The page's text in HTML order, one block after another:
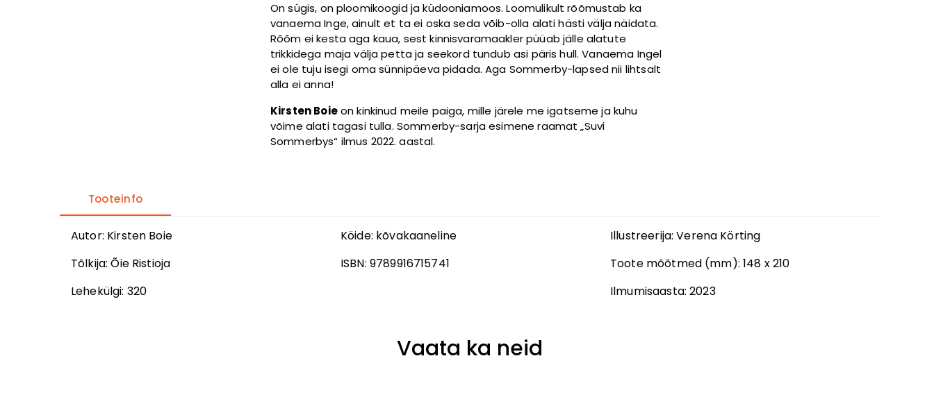
On sügis, on ploomikoogid ja küdooniamoos. Loomulikult rõõmustab ka
vanaema Inge, ainult et ta ei oska seda võib-olla alati hästi välja näidata.
Rõõm ei kesta aga kaua, sest kinnisvaramaakler püüab jälle alatute
trikkidega maja välja petta ja seekord tundub asi päris hull. Vanaema Ingel
ei ole tuju isegi oma sünnipäeva pidada. Aga Sommerby-lapsed nii lihtsalt
alla ei anna!
Kirsten Boieon kinkinud meile paiga, mille järele me igatseme ja kuhu
võime alati tagasi tulla. Sommerby-sarja esimene raamat „Suvi
Sommerbys“ ilmus 2022. aastal.
Tooteinfo
Autor: Kirsten Boie Köide: kõvakaaneline Illustreerija:Verena Körting
Tõlkija:Õie Ristioja ISBN: 9789916715741 Toote mõõtmed (mm):148 x 210
Lehekülgi: 320 Ilmumisaasta:2023
Vaata ka neid